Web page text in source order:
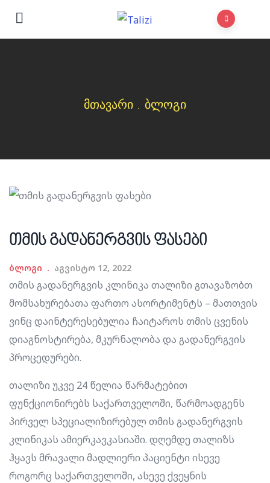
მთავარი . ბლოგი
თმის გადანერგვის ფასები
ბლოგი აგვისტო 12, 2022
თმის გადანერგვის კლინიკა თალიზი გთავაზობთ
მომსახურებათა ფართო ასორტიმენტს – მათთვის
ვინც დაინტერესებულია ჩაიტაროს თმის ცვენის
დიაგნოსტირება, მკურნალობა და გადანერგვის
პროცედურები.
თალიზი უკვე 24 წელია წარმატებით
ფუნქციონირებს საქართველოში, წარმოადგენს
პირველ სპეციალიზირებულ თმის გადანერგვის
კლინიკას ამიერკავკასიაში. დღემდე თალიზს
ჰყავს მრავალი მადლიერი პაციენტი ისევე
როგორც საქართველოში, ასევე ქვეყნის